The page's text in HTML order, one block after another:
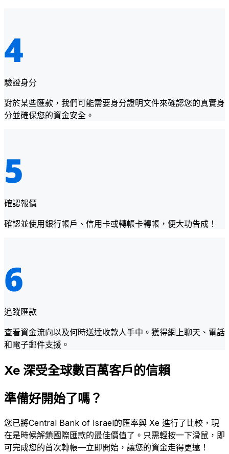
驗證身分
對於某些匯款，我們可能需要身分證明文件來確認您的真實身
分並確保您的資金安全。
確認報價
確認並使用銀行帳戶、信用卡或轉帳卡轉帳，便大功告成！
追蹤匯款
查看資金流向以及何時送達收款人手中。獲得網上聊天、電話
和電子郵件支援。
Xe 深受全球數百萬客戶的信賴
準備好開始了嗎？
您已將Central Bank of Israel的匯率與 Xe 進行了比較，現
在是時候解鎖國際匯款的最佳價值了。只需輕按一下滑鼠，即
可完成您的首次轉帳—立即開始，讓您的資金走得更遠！